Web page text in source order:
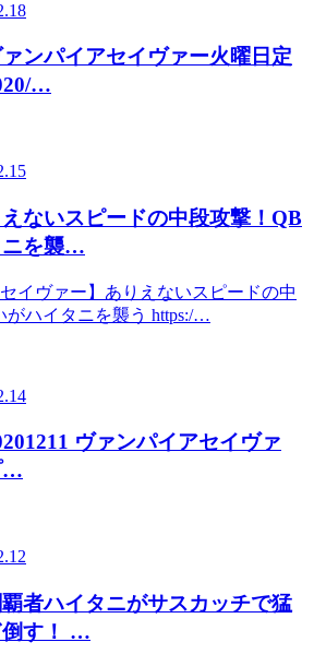
ァンパイアセイヴァー火曜日定
…
えないスピードの中段攻撃！QB
ニを襲…
セイヴァー】ありえないスピードの中
がハイタニを襲う https:/…
ヴァンパイアセイヴァ
…
覇者ハイタニがサスカッチで猛
倒す！ …